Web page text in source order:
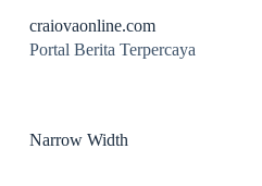
S
k
craiovaonline.com
Portal Berita Terpercaya
Narrow Width